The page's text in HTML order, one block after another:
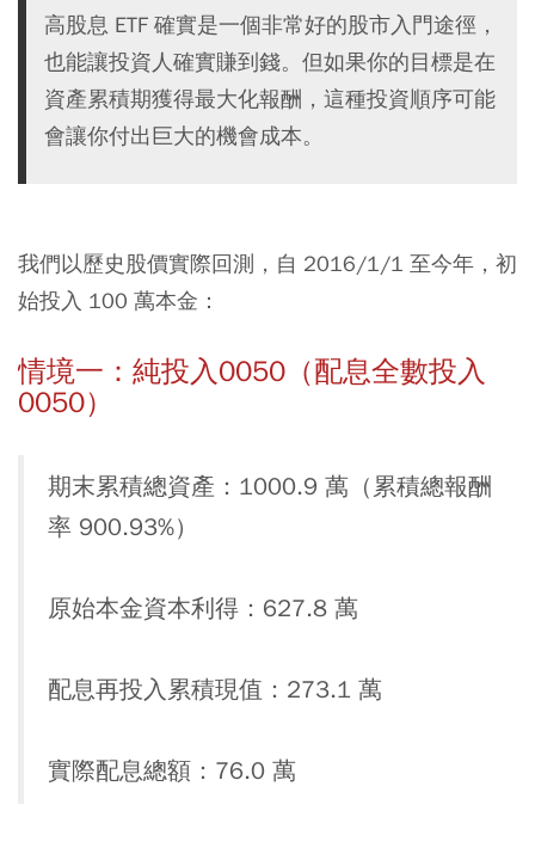
高股息 ETF 確實是一個非常好的股市入門途徑，
也能讓投資人確實賺到錢。但如果你的目標是在
資產累積期獲得最大化報酬，這種投資順序可能
會讓你付出巨大的機會成本。
我們以歷史股價實際回測，自 2016/1/1 至今年，初
始投入 100 萬本金：
情境一：純投入0050（配息全數投入
0050）
期末累積總資產：1000.9 萬（累積總報酬
率 900.93%）
原始本金資本利得：627.8 萬
配息再投入累積現值：273.1 萬
實際配息總額：76.0 萬